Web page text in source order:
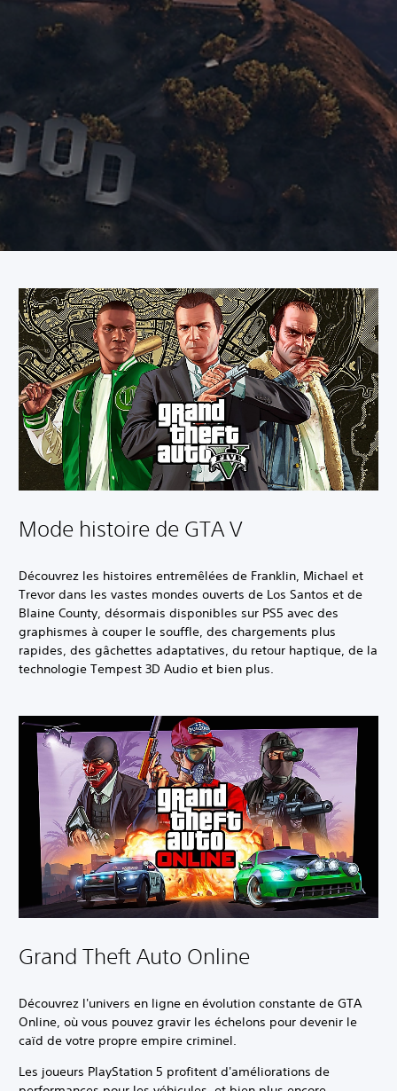
Mode histoire de GTA V
Découvrez les histoires entremêlées de Franklin, Michael et
Trevor dans les vastes mondes ouverts de Los Santos et de
Blaine County, désormais disponibles sur PS5 avec des
graphismes à couper le souffle, des chargements plus
rapides, des gâchettes adaptatives, du retour haptique, de la
technologie Tempest 3D Audio et bien plus.
Grand Theft Auto Online
Découvrez l'univers en ligne en évolution constante de GTA
Online, où vous pouvez gravir les échelons pour devenir le
caïd de votre propre empire criminel.
Les joueurs PlayStation 5 profitent d'améliorations de